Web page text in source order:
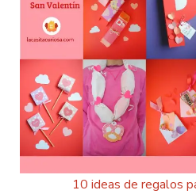
10 ideas de regalos